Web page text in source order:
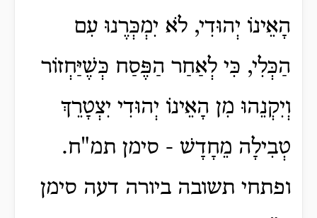
הָאֵינוֹ יְהוּדִי, לֹא יִמְכְּרֶנוּ עִם
הַכְּלִי, כִּי לְאַחַר הַפֶּסַח כְּשֶׁיַּחְזוֹר
וְיִקְנֵהוּ מִן הָאֵינוֹ יְהוּדִי יִצְטָרֵךְ
טְבִילָה מֵחָדָשׁ - סימן תמ"ח.
ופתחי תשובה ביורה דעה סימן